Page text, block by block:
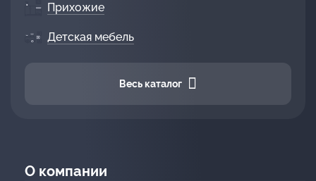
Прихожие
Детская мебель
Весь каталог
О компании